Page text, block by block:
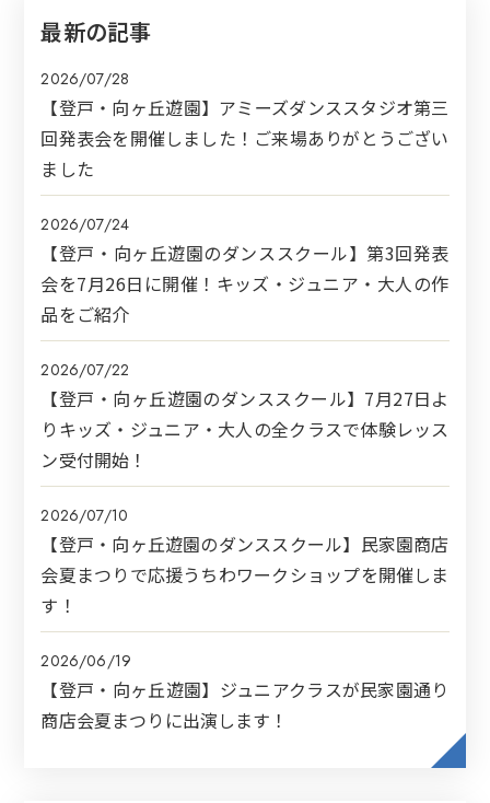
最新の記事
2026/07/28
【登戸・向ヶ丘遊園】アミーズダンススタジオ第三
回発表会を開催しました！ご来場ありがとうござい
ました
2026/07/24
【登戸・向ヶ丘遊園のダンススクール】第3回発表
会を7月26日に開催！キッズ・ジュニア・大人の作
品をご紹介
2026/07/22
【登戸・向ヶ丘遊園のダンススクール】7月27日よ
りキッズ・ジュニア・大人の全クラスで体験レッス
ン受付開始！
2026/07/10
【登戸・向ヶ丘遊園のダンススクール】民家園商店
会夏まつりで応援うちわワークショップを開催しま
す！
2026/06/19
【登戸・向ヶ丘遊園】ジュニアクラスが民家園通り
商店会夏まつりに出演します！